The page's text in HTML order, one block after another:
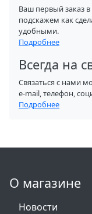
Ваш первый заказ
подскажем как
удобными.
Подробнее
Всегда на
Связаться с нами
e-mail, телефон,
Подробнее
О магазине
Новости